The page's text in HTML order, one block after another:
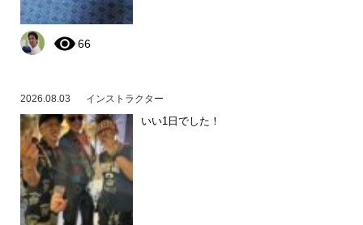
66
2026.08.03 インストラクター
いい1日でした！